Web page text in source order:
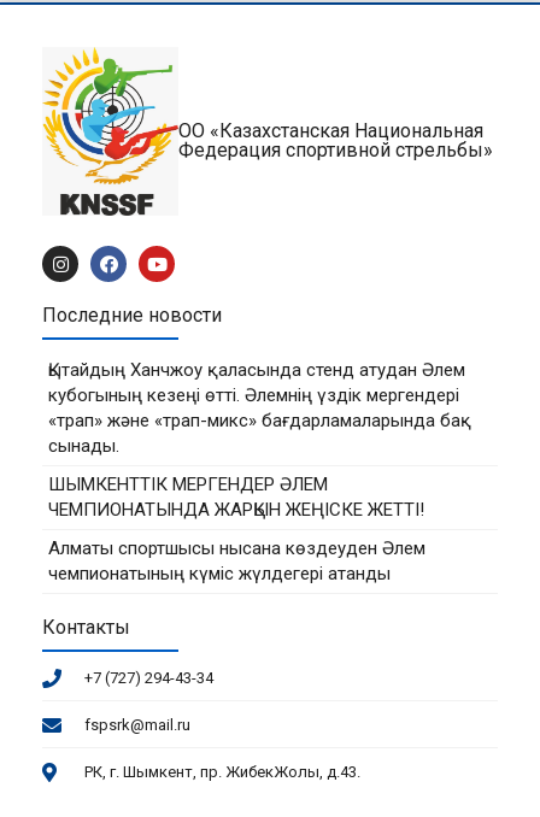
ОО «Казахстанская Национальная
Федерация спортивной стрельбы»
Последние новости
Қытайдың Ханчжоу қаласында стенд атудан Әлем
кубогының кезеңі өтті. Әлемнің үздік мергендері
«трап» және «трап-микс» бағдарламаларында бақ
сынады.
ШЫМКЕНТТІК МЕРГЕНДЕР ӘЛЕМ
ЧЕМПИОНАТЫНДА ЖАРҚЫН ЖЕҢІСКЕ ЖЕТТІ!
Алматы спортшысы нысана көздеуден Әлем
чемпионатының күміс жүлдегері атанды
Контакты
+7 (727) 294-43-34
fspsrk@mail.ru
РК, г. Шымкент, пр. ЖибекЖолы, д.43.